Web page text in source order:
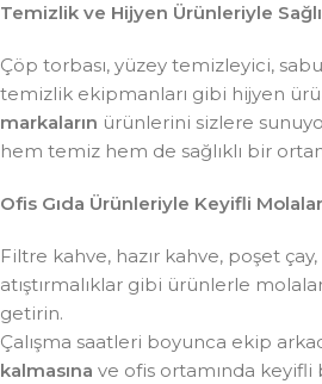
Temizlik ve Hijyen Ürünleriyle
Çöp torbası, yüzey temizleyici,
temizlik ekipmanları gibi hijyen
markaların ürünlerini sizlere
hem temiz hem de sağlıklı bir
Ofis Gıda Ürünleriyle Keyifli Molalar
Filtre kahve, hazır kahve, poşet
atıştırmalıklar gibi ürünlerle
getirin.
Çalışma saatleri boyunca ekip
kalmasına ve ofis ortamında